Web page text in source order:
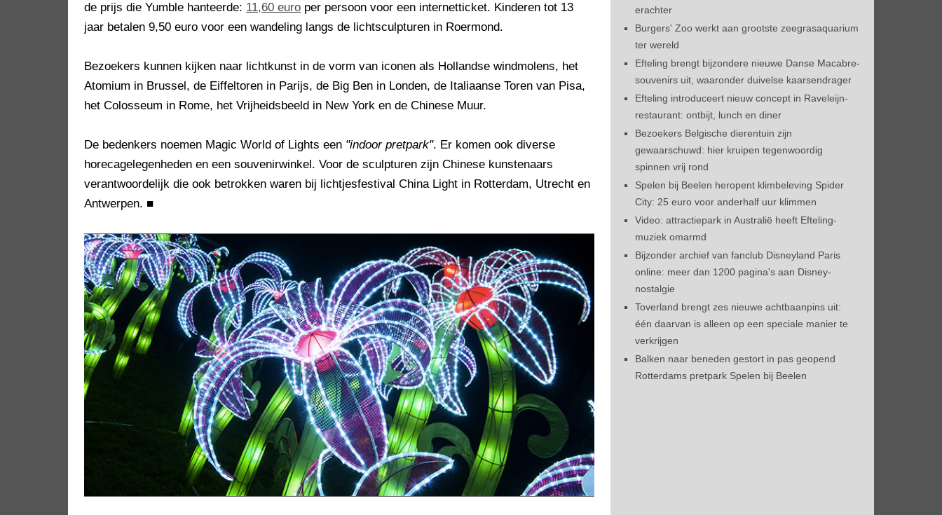
de prijs die Yumble hanteerde: 11,60 euro per persoon voor een internetticket. Kinderen tot 13
jaar betalen 9,50 euro voor een wandeling langs de lichtsculpturen in Roermond.
Bezoekers kunnen kijken naar lichtkunst in de vorm van iconen als Hollandse windmolens, het
Atomium in Brussel, de Eiffeltoren in Parijs, de Big Ben in Londen, de Italiaanse Toren van Pisa,
het Colosseum in Rome, het Vrijheidsbeeld in New York en de Chinese Muur.
De bedenkers noemen Magic World of Lights een "indoor pretpark". Er komen ook diverse
horecagelegenheden en een souvenirwinkel. Voor de sculpturen zijn Chinese kunstenaars
verantwoordelijk die ook betrokken waren bij lichtjesfestival China Light in Rotterdam, Utrecht en
Antwerpen. ■
erachter
Burgers' Zoo werkt aan grootste zeegrasaquarium
ter wereld
Efteling brengt bijzondere nieuwe Danse Macabre-
souvenirs uit, waaronder duivelse kaarsendrager
Efteling introduceert nieuw concept in Raveleijn-
restaurant: ontbijt, lunch en diner
Bezoekers Belgische dierentuin zijn
gewaarschuwd: hier kruipen tegenwoordig
spinnen vrij rond
Spelen bij Beelen heropent klimbeleving Spider
City: 25 euro voor anderhalf uur klimmen
Video: attractiepark in Australië heeft Efteling-
muziek omarmd
Bijzonder archief van fanclub Disneyland Paris
online: meer dan 1200 pagina's aan Disney-
nostalgie
Toverland brengt zes nieuwe achtbaanpins uit:
één daarvan is alleen op een speciale manier te
verkrijgen
Balken naar beneden gestort in pas geopend
Rotterdams pretpark Spelen bij Beelen